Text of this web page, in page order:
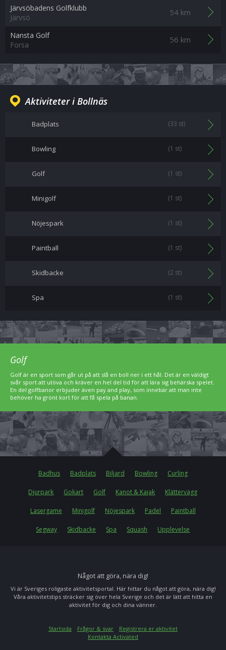
Järvsöbadens Golfklubb
Järvsö
54 km
Nansta Golf
Forsa
56 km
Aktiviteter i Bollnäs
Badplats (33 st)
Bowling (1 st)
Golf (1 st)
Minigolf (1 st)
Nöjespark (1 st)
Paintball (1 st)
Skidbacke (2 st)
Spa (1 st)
Golf
Golf är en sport som går ut på att slå en boll ner i ett hål. Det är en väldigt
svår sport att utöva och kräver en hel del tid för att lära sig behärska spelet.
En del golfbanor erbjuder även pay and play, som innebär att man inte
behöver ha grönt kort för att få spela på banan.
Badhus Badplats Biljard Bowling Curling
Djurpark Gokart Golf Kanot & Kajak Klättervägg
Lasergame Minigolf Nöjespark Padel Paintball
Segway Skidbacke Spa Squash Upplevelse
Något att göra, nära dig!
Vi är Sveriges roligaste aktivitetsportal. Här hittar du något att göra, nära dig!
Våra aktivitetstips sträcker sig över hela Sverige och det är lätt att hitta en
aktivitet för dig och dina vänner.
Startsida Frågor & svar
Registrera er aktivitet
Kontakta Activated